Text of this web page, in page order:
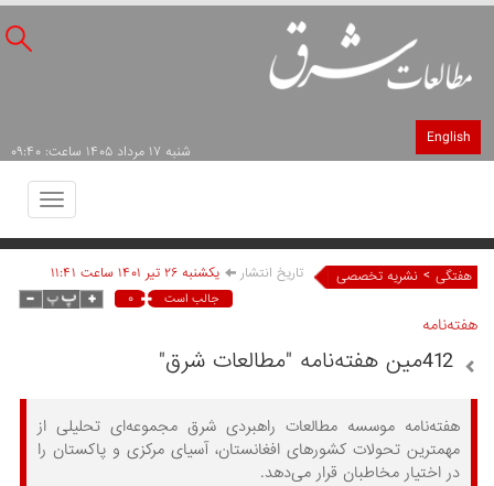
English
شنبه ۱۷ مرداد ۱۴۰۵ ساعت: ۰۹:۴۰
Toggle
هفتگی > نشریه تخصصی تاریخ انتشار يکشنبه ۲۶ تير ۱۴۰۱ ساعت ۱۱:۴۱
جالب است ۰
هفته‌نامه
412مین هفته‌نامه "مطالعات شرق"
هفته‌نامه موسسه مطالعات راهبردی شرق مجموعه‌ای تحلیلی از
مهمترین تحولات کشورهای افغانستان، آسیای مرکزی و پاکستان را
در اختیار مخاطبان قرار می‌دهد.